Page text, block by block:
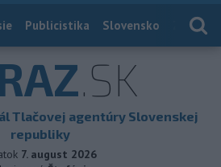
Publicistika Slovensko
.SK
Tlačovej agentúry Slovenskej
republiky
7. august 2026